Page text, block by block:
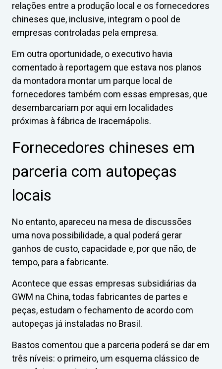
relações entre a produção local e os fornecedores
chineses que, inclusive, integram o pool de
empresas controladas pela empresa.
Em outra oportunidade, o executivo havia
comentado à reportagem que estava nos planos
da montadora montar um parque local de
fornecedores também com essas empresas, que
desembarcariam por aqui em localidades
próximas à fábrica de Iracemápolis.
Fornecedores chineses em
parceria com autopeças
locais
No entanto, apareceu na mesa de discussões
uma nova possibilidade, a qual poderá gerar
ganhos de custo, capacidade e, por que não, de
tempo, para a fabricante.
Acontece que essas empresas subsidiárias da
GWM na China, todas fabricantes de partes e
peças, estudam o fechamento de acordo com
autopeças já instaladas no Brasil.
Bastos comentou que a parceria poderá se dar em
três níveis: o primeiro, um esquema clássico de